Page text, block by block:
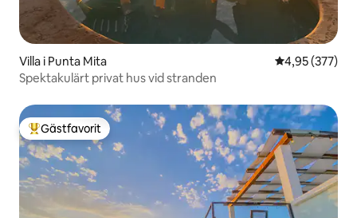
Villa i Punta Mita 4,95 av 5 i
4,95 (377)
Spektakulärt privat hus vid stranden
Populär gästfavorit
Gästfavorit